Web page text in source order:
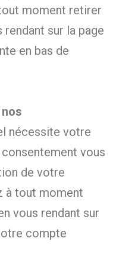
moment retirer
sur la page
en bas de
nécessite votre
vous
de votre
à tout moment
vous rendant sur
compte